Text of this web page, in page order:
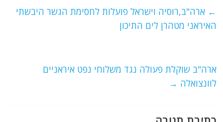
s
A
g
ra
l
er
e
k
← ארה"ב,רוסיה וישראל פועלות לחסימת הגשר היבשתי
האיראני מטהרן לים התיכון
ארה"ב שוקלת פעולה נגד משלוחי נפט איראניים
לוונצואלה →